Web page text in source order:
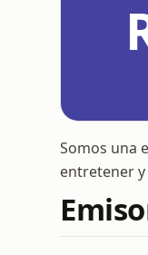
Somos una
entretener y